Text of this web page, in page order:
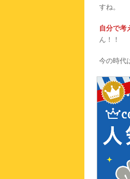
すね。
自分で考
ん！！
今の時代